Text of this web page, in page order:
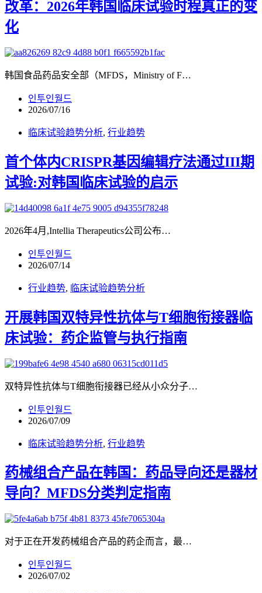
改革：2026年韩国临床试验时程真正的变
化
韩国食品药品安全部（MFDS，Ministry of F…
인투인월드
2026/07/16
临床试验趋势分析, 行业趋势
首个体内CRISPR基因编辑疗法通过III期
试验:对韩国临床试验的启示
2026年4月,Intellia Therapeutics公司公布…
인투인월드
2026/07/14
行业趋势, 临床试验趋势分析
开展韩国双特异性抗体与T细胞衔接器临
床试验：药企监管与执行指南
双特异性抗体与T细胞衔接器已经从小众分子…
인투인월드
2026/07/09
临床试验趋势分析, 行业趋势
药械组合产品在韩国：药品导向还是器材
导向？MFDS分类判定指南
对于正在开发药械组合产品的药企而言，最…
인투인월드
2026/07/02